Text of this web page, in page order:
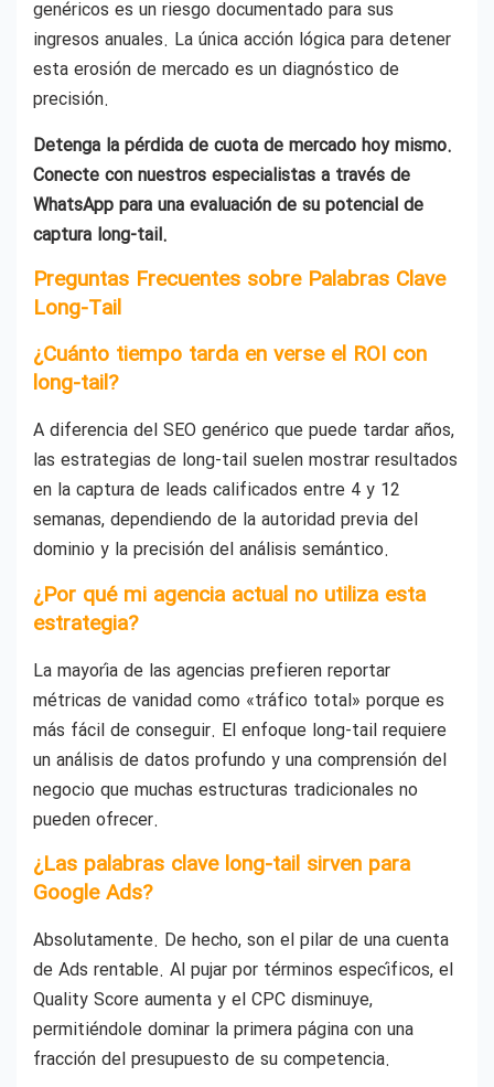
genéricos es un riesgo documentado para sus
ingresos anuales. La única acción lógica para detener
esta erosión de mercado es un diagnóstico de
precisión.
Detenga la pérdida de cuota de mercado hoy mismo.
Conecte con nuestros especialistas a través de
WhatsApp para una evaluación de su potencial de
captura long-tail.
Preguntas Frecuentes sobre Palabras Clave
Long-Tail
¿Cuánto tiempo tarda en verse el ROI con
long-tail?
A diferencia del SEO genérico que puede tardar años,
las estrategias de long-tail suelen mostrar resultados
en la captura de leads calificados entre 4 y 12
semanas, dependiendo de la autoridad previa del
dominio y la precisión del análisis semántico.
¿Por qué mi agencia actual no utiliza esta
estrategia?
La mayoría de las agencias prefieren reportar
métricas de vanidad como «tráfico total» porque es
más fácil de conseguir. El enfoque long-tail requiere
un análisis de datos profundo y una comprensión del
negocio que muchas estructuras tradicionales no
pueden ofrecer.
¿Las palabras clave long-tail sirven para
Google Ads?
Absolutamente. De hecho, son el pilar de una cuenta
de Ads rentable. Al pujar por términos específicos, el
Quality Score aumenta y el CPC disminuye,
permitiéndole dominar la primera página con una
fracción del presupuesto de su competencia.